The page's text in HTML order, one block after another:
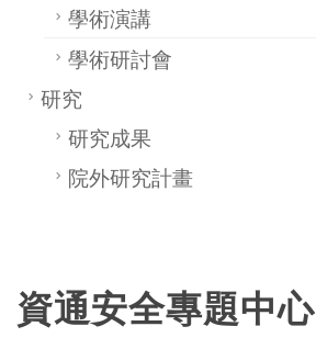
學術演講
學術研討會
研究
研究成果
院外研究計畫
資通安全專題中心